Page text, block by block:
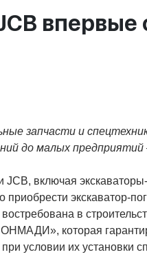
впервые
запчасти и
до малых предприятий
включая экскаваторы-
экскаватор-
в
которая
условии их установки